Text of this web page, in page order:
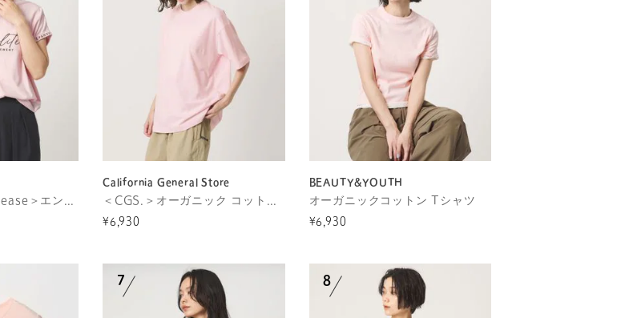
【WEB限定】＜at ease＞エンブロイダリー カットソー
California General Store
＜CGS.＞オーガニック コットン クルーネック ロゴ Tシャツ
¥6,930
BEAUTY&YOUTH
オーガニックコットン Tシャツ
¥6,930